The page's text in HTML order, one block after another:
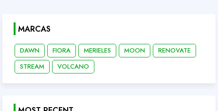
MARCAS
DAWN FIORA MERIELES MOON
RENOVATE
STREAM
VOLCANO